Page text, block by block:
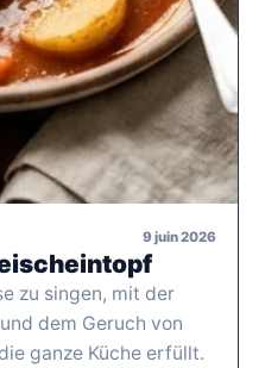
9 juin 2026
zu singen, mit der
dem Geruch von
ganze Küche erfüllt.